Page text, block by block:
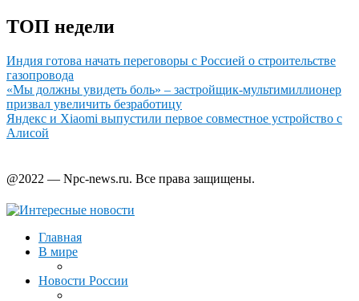
ТОП недели
Индия готова начать переговоры с Россией о строительстве
газопровода
«Мы должны увидеть боль» – застройщик-мультимиллионер
призвал увеличить безработицу
Яндекс и Xiaomi выпустили первое совместное устройство с
Алисой
@2022 — Npc-news.ru. Все права защищены.
Главная
В мире
Новости России